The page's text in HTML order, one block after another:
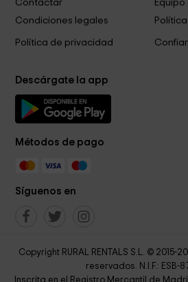
Contactar
Equipo
Condiciones legales
Política de privacidad
Descárgate la app
Métodos de pago
Síguenos en
Copyright RURAL RENTALS S.L. © 2015-
reservados. N.I.F.: ESB-
Inscrita en el Registro Mercantil de